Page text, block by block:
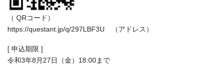
（ QRコード）
https://questant.jp/q/297LBF3U （アドレス）
[ 申込期限 ]
令和3年8月27日（金）18:00まで